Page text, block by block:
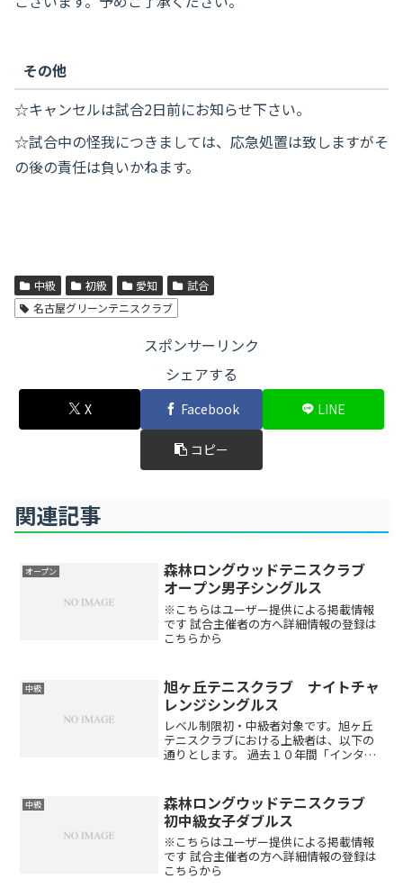
その他
☆キャンセルは試合2日前にお知らせ下さい。
☆試合中の怪我につきましては、応急処置は致しますがそ
の後の責任は負いかねます。
中級 初級 愛知
試合
名古屋グリーンテニスクラブ
スポンサーリンク
シェアする
X Facebook LINE
コピー
関連記事
オープン
森林ロングウッドテニスクラブ
オープン男子シングルス
※こちらはユーザー提供による掲載情報
です 試合主催者の方へ詳細情報の登録は
こちらから
中級
旭ヶ丘テニスクラブ ナイトチャ
レンジシングルス
レベル制限初・中級者対象です。旭ヶ丘
テニスクラブにおける上級者は、以下の
通りとします。 過去１０年間「インター
阜県選手権本戦有資格選手」 職業インス
トラクターアクセス...
中級
森林ロングウッドテニスクラブ
初中級女子ダブルス
※こちらはユーザー提供による掲載情報
です 試合主催者の方へ詳細情報の登録は
こちらから